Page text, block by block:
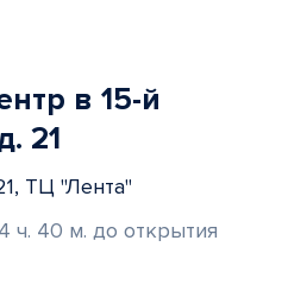
в 15-й
21
ТЦ "Лента"
4 ч. 40 м. до открытия